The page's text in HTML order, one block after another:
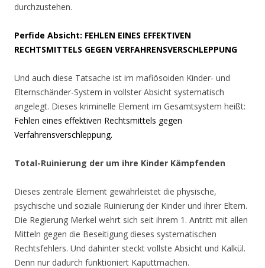
durchzustehen.
Perfide Absicht: FEHLEN EINES EFFEKTIVEN
RECHTSMITTELS GEGEN VERFAHRENSVERSCHLEPPUNG
Und auch diese Tatsache ist im mafiösoiden Kinder- und
Elternschänder-System in vollster Absicht systematisch
angelegt. Dieses kriminelle Element im Gesamtsystem heißt:
Fehlen eines effektiven Rechtsmittels gegen
Verfahrensverschleppung.
Total-Ruinierung der um ihre Kinder Kämpfenden
Dieses zentrale Element gewährleistet die physische,
psychische und soziale Ruinierung der Kinder und ihrer Eltern.
Die Regierung Merkel wehrt sich seit ihrem 1. Antritt mit allen
Mitteln gegen die Beseitigung dieses systematischen
Rechtsfehlers. Und dahinter steckt vollste Absicht und Kalkül.
Denn nur dadurch funktioniert Kaputtmachen.